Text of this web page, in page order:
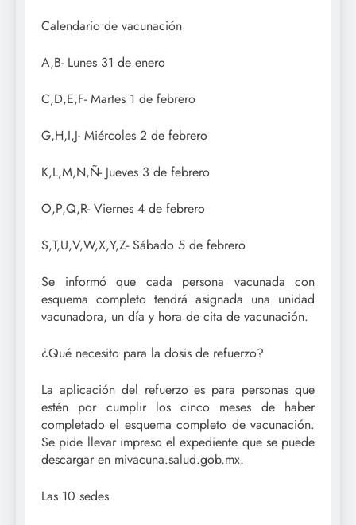
Calendario de vacunación
A,B- Lunes 31 de enero
C,D,E,F- Martes 1 de febrero
G,H,I,J- Miércoles 2 de febrero
K,L,M,N,Ñ- Jueves 3 de febrero
O,P,Q,R- Viernes 4 de febrero
S,T,U,V,W,X,Y,Z- Sábado 5 de febrero
Se informó que cada persona vacunada con
esquema completo tendrá asignada una unidad
vacunadora, un día y hora de cita de vacunación.
¿Qué necesito para la dosis de refuerzo?
La aplicación del refuerzo es para personas que
estén por cumplir los cinco meses de haber
completado el esquema completo de vacunación.
Se pide llevar impreso el expediente que se puede
descargar en mivacuna.salud.gob.mx.
Las 10 sedes